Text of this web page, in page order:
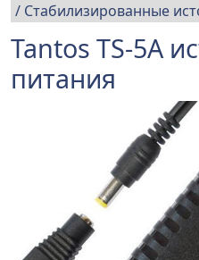
Стабилизированные
Tantos TS-5A
питания